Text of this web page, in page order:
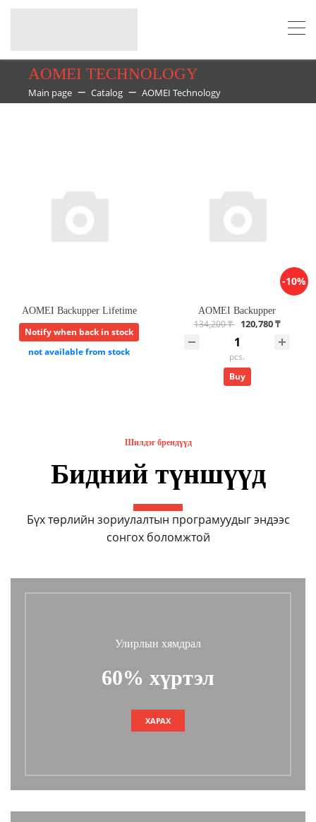
AOMEI TECHNOLOGY
Main page Catalog AOMEI Technology
AOMEI Backupper Lifetime
Notify when back in stock
not available from stock
-10%
AOMEI Backupper
134,200 ₸ 120,780 ₸
pcs.
Buy
Шилдэг брендүүд
Бидний түншүүд
Бүх төрлийн зориулалтын програмуудыг эндээс
сонгох боломжтой
Улирлын хямдрал
60% хүртэл
ХАРАХ